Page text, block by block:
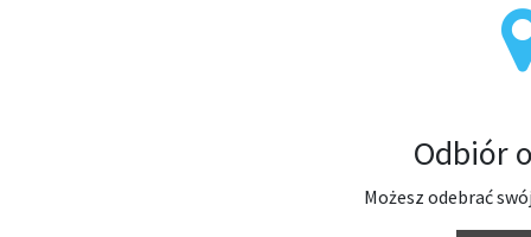
Odbiór
Możesz odebrać